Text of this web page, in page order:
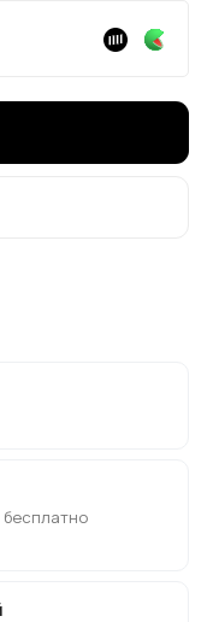
бесплатно